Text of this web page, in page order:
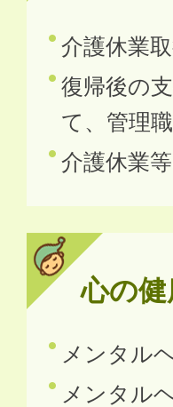
介護休業
復帰後の
て、管理
介護休業
心の
メンタル
メンタル